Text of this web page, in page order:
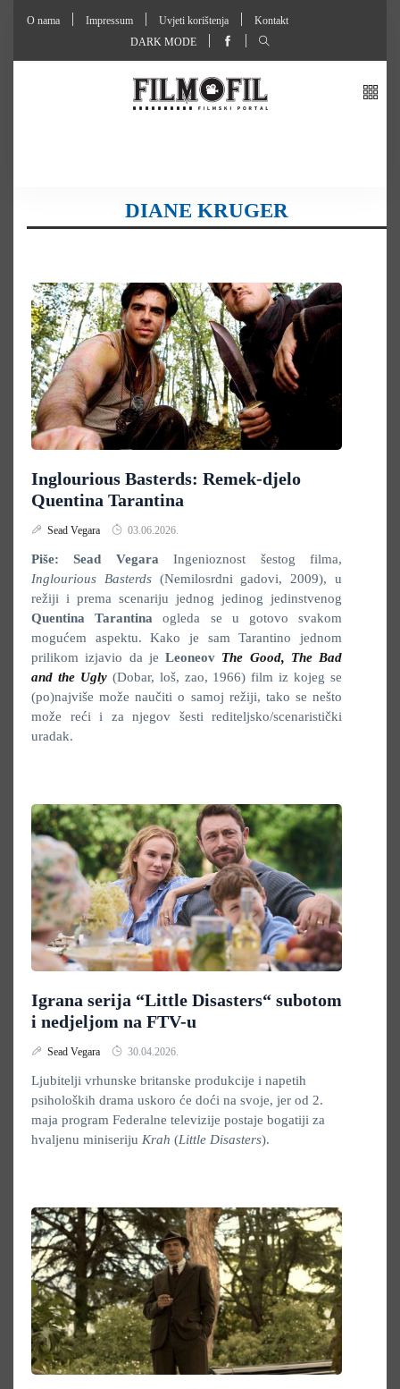
O nama Impressum Uvjeti korištenja
Kontakt
DARK MODE
DIANE KRUGER
Inglourious Basterds: Remek-djelo
Quentina Tarantina
Sead Vegara 03.06.2026.
Piše: Sead Vegara Ingenioznost šestog filma,
Inglourious Basterds (Nemilosrdni gadovi, 2009), u
režiji i prema scenariju jednog jedinog jedinstvenog
Quentina Tarantina ogleda se u gotovo svakom
mogućem aspektu. Kako je sam Tarantino jednom
prilikom izjavio da je Leoneov The Good, The Bad
and the Ugly (Dobar, loš, zao, 1966) film iz kojeg se
(po)najviše može naučiti o samoj režiji, tako se nešto
može reći i za njegov šesti rediteljsko/scenaristički
uradak.
Igrana serija “Little Disasters“ subotom
i nedjeljom na FTV-u
Sead Vegara 30.04.2026.
Ljubitelji vrhunske britanske produkcije i napetih
psiholoških drama uskoro će doći na svoje, jer od 2.
maja program Federalne televizije postaje bogatiji za
hvaljenu miniseriju Krah (Little Disasters).